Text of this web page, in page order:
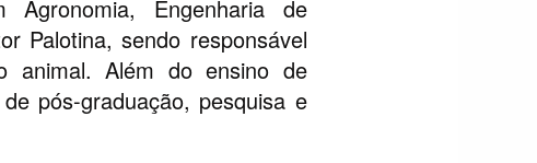
Engenharia de
Palotina, sendo responsável
animal. Além do ensino de
pós-graduação, pesquisa e